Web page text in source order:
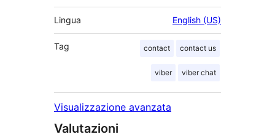
Lingua English (US)
Tag contact contact us
viber viber chat
Visualizzazione avanzata
Valutazioni